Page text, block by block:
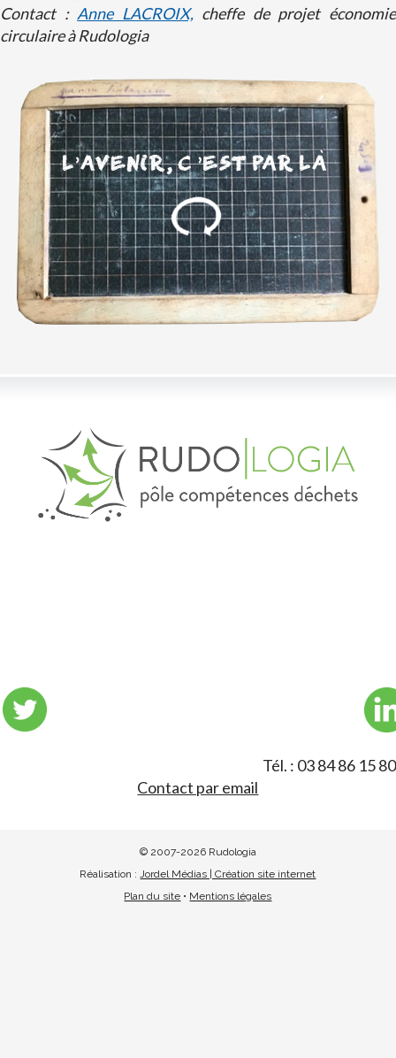
Contact : Anne LACROIX,cheffe de projet économie
circulaire à Rudologia
Tél. : 03 84 86 15 80
Contact par email
© 2007-2026 Rudologia
Réalisation :Jordel Médias | Création site internet
Plan du site • Mentions légales